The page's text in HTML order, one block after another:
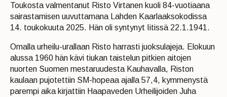
Toukosta valmentanut Risto Virtanen kuoli 84-vuotiaana
sairastamisen uuvuttamana Lahden Kaarlaaksokodissa
14. toukokuuta 2025. Hän oli syntynyt Iitissä 22.1.1941.
Omalla urheilu-urallaan Risto harrasti juoksulajeja. Elokuun
alussa 1960 hän kävi tiukan taistelun pitkien aitojen
nuorten Suomen mestaruudesta Kauhavalla, Riston
kaulaan pujotettiin SM-hopeaa ajalla 57,4, kymmenystä
parempi aika kirjattiin Haapaveden Urheilijoiden Juha